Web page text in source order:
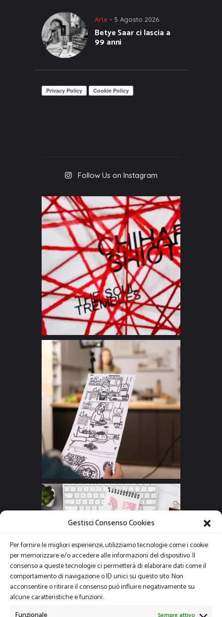
Gestisci Consenso Cookies
Per fornire le migliori esperienze, utilizziamo tecnologie come i cookie
per memorizzare e/o accedere alle informazioni del dispositivo. Il
consenso a queste tecnologie ci permetterà di elaborare dati come il
comportamento di navigazione o ID unici su questo sito. Non
acconsentire o ritirare il consenso può influire negativamente su
alcune caratteristiche e funzioni.
Arte 5 Agosto 2026
Betye Saar ci lascia a
99 anni
Follow Us on Instagram